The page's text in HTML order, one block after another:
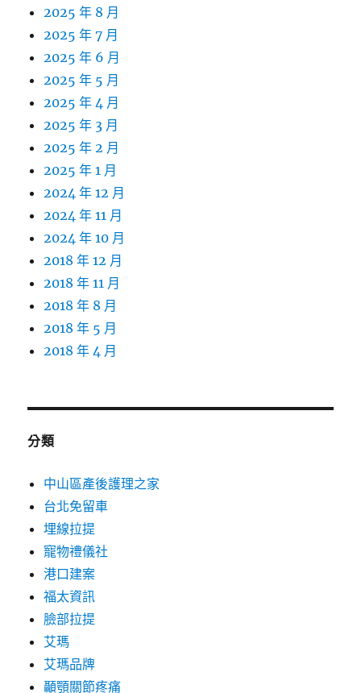
2025 年 8 月
2025 年 7 月
2025 年 6 月
2025 年 5 月
2025 年 4 月
2025 年 3 月
2025 年 2 月
2025 年 1 月
2024 年 12 月
2024 年 11 月
2024 年 10 月
2018 年 12 月
2018 年 11 月
2018 年 8 月
2018 年 5 月
2018 年 4 月
分類
中山區產後護理之家
台北免留車
埋線拉提
寵物禮儀社
港口建案
福太資訊
臉部拉提
艾瑪
艾瑪品牌
顳顎關節疼痛